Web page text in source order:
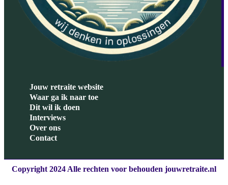
Jouw retraite website
Waar ga ik naar toe
Dit wil ik doen
Interviews
Over ons
Contact
Copyright 2024 Alle rechten voor behouden jouwretraite.nl